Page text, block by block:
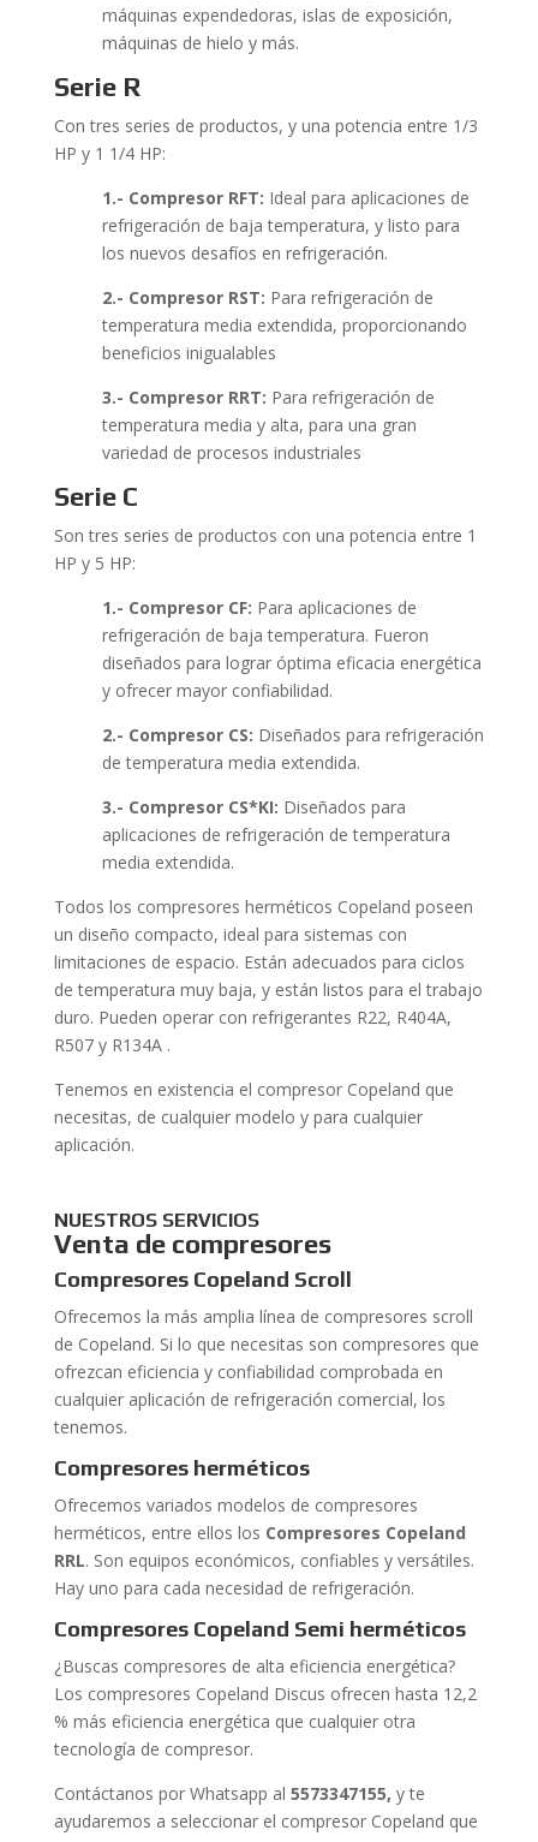
máquinas expendedoras, islas de exposición,
máquinas de hielo y más.
Serie R
Con tres series de productos, y una potencia entre 1/3
HP y 1 1/4 HP:
1.- Compresor RFT: Ideal para aplicaciones de
refrigeración de baja temperatura, y listo para
los nuevos desafíos en refrigeración.
2.- Compresor RST: Para refrigeración de
temperatura media extendida, proporcionando
beneficios inigualables
3.- Compresor RRT: Para refrigeración de
temperatura media y alta, para una gran
variedad de procesos industriales
Serie C
Son tres series de productos con una potencia entre 1
HP y 5 HP:
1.- Compresor CF: Para aplicaciones de
refrigeración de baja temperatura. Fueron
diseñados para lograr óptima eficacia energética
y ofrecer mayor confiabilidad.
2.- Compresor CS: Diseñados para refrigeración
de temperatura media extendida.
3.- Compresor CS*KI: Diseñados para
aplicaciones de refrigeración de temperatura
media extendida.
Todos los compresores herméticos Copeland poseen
un diseño compacto, ideal para sistemas con
limitaciones de espacio. Están adecuados para ciclos
de temperatura muy baja, y están listos para el trabajo
duro. Pueden operar con refrigerantes R22, R404A,
R507 y R134A .
Tenemos en existencia el compresor Copeland que
necesitas, de cualquier modelo y para cualquier
aplicación.
NUESTROS SERVICIOS
Venta de compresores
Compresores Copeland Scroll
Ofrecemos la más amplia línea de compresores scroll
de Copeland. Si lo que necesitas son compresores que
ofrezcan eficiencia y confiabilidad comprobada en
cualquier aplicación de refrigeración comercial, los
tenemos.
Compresores herméticos
Ofrecemos variados modelos de compresores
herméticos, entre ellos los Compresores Copeland
RRL. Son equipos económicos, confiables y versátiles.
Hay uno para cada necesidad de refrigeración.
Compresores Copeland Semi herméticos
¿Buscas compresores de alta eficiencia energética?
Los compresores Copeland Discus ofrecen hasta 12,2
% más eficiencia energética que cualquier otra
tecnología de compresor.
Contáctanos por Whatsapp al 5573347155, y te
ayudaremos a seleccionar el compresor Copeland que